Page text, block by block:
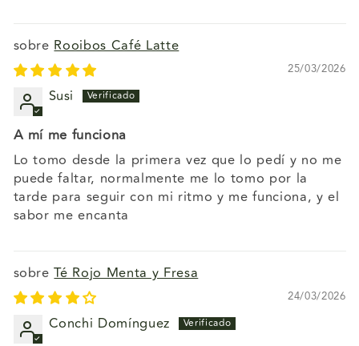
Rooibos Café Latte
25/03/2026
Susi
A mí me funciona
Lo tomo desde la primera vez que lo pedí y no me
puede faltar, normalmente me lo tomo por la
tarde para seguir con mi ritmo y me funciona, y el
sabor me encanta
Té Rojo Menta y Fresa
24/03/2026
Conchi Domínguez